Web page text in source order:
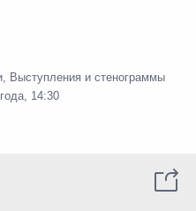
Выступления и стенограммы
14:30